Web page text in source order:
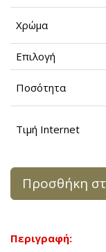
Χρώμα
Επιλογή
Ποσότητα
Τιμή Internet
Προσθήκη
Περιγραφή: